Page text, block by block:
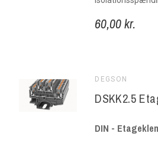
60,00 kr.
DEGSON
DSKK2.5
DIN -